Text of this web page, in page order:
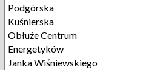
Podgórska
Kuśnierska
Obłuże Centrum
Energetyków
Janka Wiśniewskiego